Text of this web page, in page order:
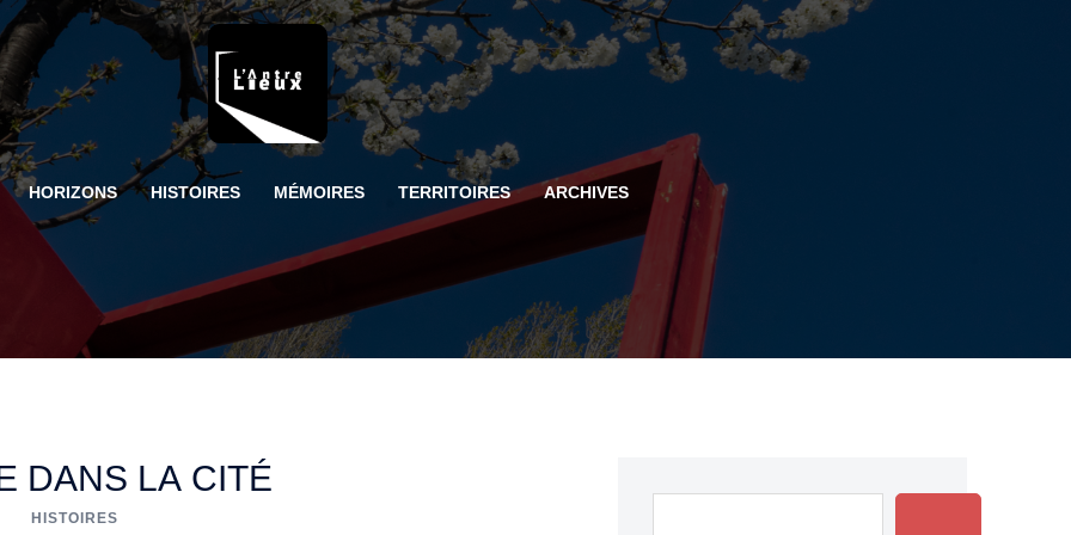
HORIZONS HISTOIRES MÉMOIRES TERRITOIRES ARCHIVES
DANS LA CITÉ
HISTOIRES